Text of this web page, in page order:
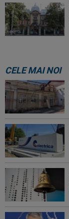
CELE MAI NOI